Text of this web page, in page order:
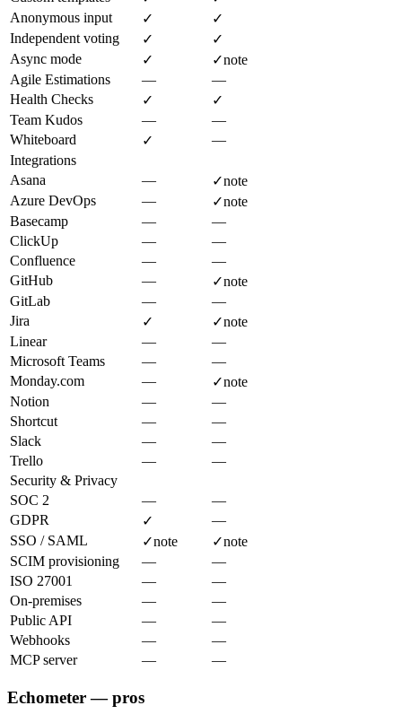
Anonymous input
✓
✓
Independent voting
✓
✓
Async mode
✓ ✓note
Agile Estimations
—
—
Health Checks
✓
✓
Team Kudos
—
—
Whiteboard
✓
—
Integrations
Asana
— ✓note
Azure DevOps
— ✓note
Basecamp
—
—
ClickUp
—
—
Confluence
—
—
GitHub
— ✓note
GitLab
—
—
Jira
✓ ✓note
Linear
—
—
Microsoft Teams
—
—
Monday.com
— ✓note
Notion
—
—
Shortcut
—
—
Slack
—
—
Trello
—
—
Security & Privacy
SOC 2
—
—
GDPR
✓
—
SSO / SAML
✓note ✓note
SCIM provisioning
—
—
ISO 27001
—
—
On-premises
—
—
Public API
—
—
Webhooks
—
—
MCP server
— —
Echometer — pros